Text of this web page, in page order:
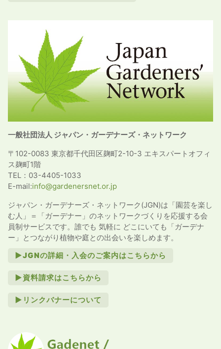
一般社団法人 ジャパン・ガーデナーズ・ネットワーク
〒102-0083 東京都千代田区麹町2-10-3 エキスパートオフィ
ス麹町1階
TEL：03-4405-1033
E-mail:info@gardenersnet.or.jp
ジャパン・ガーデナーズ・ネットワーク(JGN)は「園芸を楽し
む人」＝「ガーデナー」のネットワークづくりを応援する会
員制サービスです。誰でも 気軽に どこにいても「ガーデナ
ー」とつながり植物や庭との出会いを楽しめます。
►JGNの詳細・入会のご案内はこちらから
►資料請求はこちらから
►リンクバナーについて